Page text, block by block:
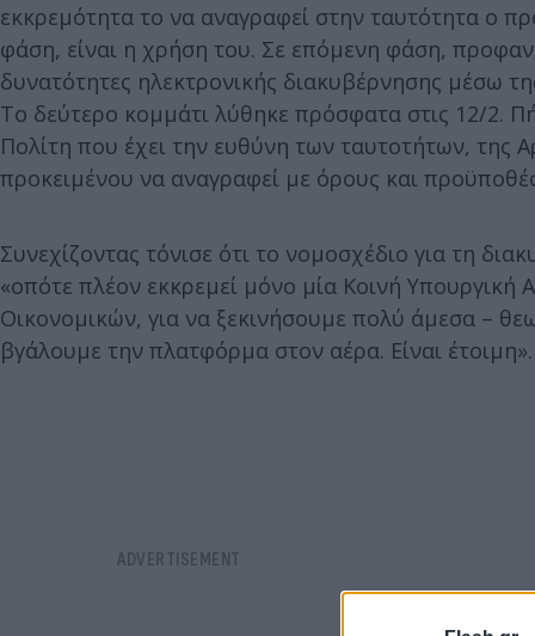
εκκρεμότητα το να αναγραφεί στην ταυτότητα ο
φάση, είναι η χρήση του. Σε επόμενη φάση,
δυνατότητες ηλεκτρονικής διακυβέρνησης μέσω
Το δεύτερο κομμάτι λύθηκε πρόσφατα στις 12/2.
Πολίτη που έχει την ευθύνη των ταυτοτήτων,
προκειμένου να αναγραφεί με όρους και
Συνεχίζοντας τόνισε ότι το νομοσχέδιο για τη
«οπότε πλέον εκκρεμεί μόνο μία Κοινή
Οικονομικών, για να ξεκινήσουμε πολύ άμεσα –
βγάλουμε την πλατφόρμα στον αέρα. Είναι έτοιμη».